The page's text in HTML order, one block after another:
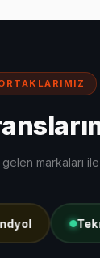
markaları